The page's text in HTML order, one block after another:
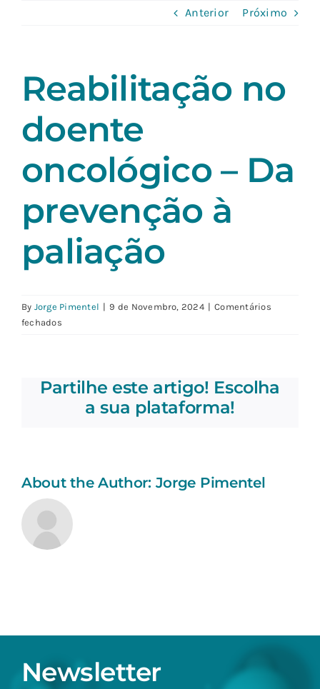
Anterior Próximo
Reabilitação no
doente
oncológico – Da
prevenção à
paliação
By Jorge Pimentel | 9 de Novembro, 2024 | Comentários
fechadosem
oncológico
Partilhe este artigo! Escolha
a sua plataforma!
About the Author: Jorge Pimentel
Newsletter